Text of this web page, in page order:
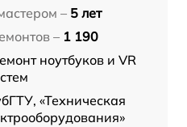
– 5 лет
– 1 190
ноутбуков и VR
«Техническая